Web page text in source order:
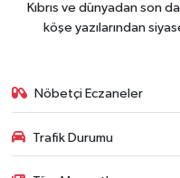
Kıbrıs ve dünyadan son
köşe yazılarından
Nöbetçi Eczaneler
Trafik Durumu